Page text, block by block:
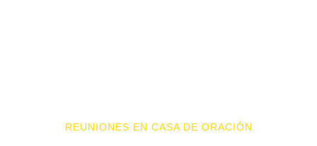
REUNIONES EN CASA DE ORACIÓN